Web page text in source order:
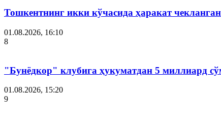
Тошкентнинг икки кўчасида ҳаракат
01.08.2026, 16:10
8
"Бунёдкор" клубига ҳукуматдан 5 миллиард
01.08.2026, 15:20
9